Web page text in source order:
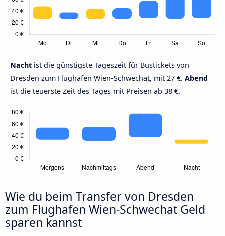
Nacht ist die günstigste Tageszeit für Bustickets von
Dresden zum Flughafen Wien-Schwechat, mit 27 €. Abend
ist die teuerste Zeit des Tages mit Preisen ab 38 €.
Wie du beim Transfer von Dresden
zum Flughafen Wien-Schwechat Geld
sparen kannst